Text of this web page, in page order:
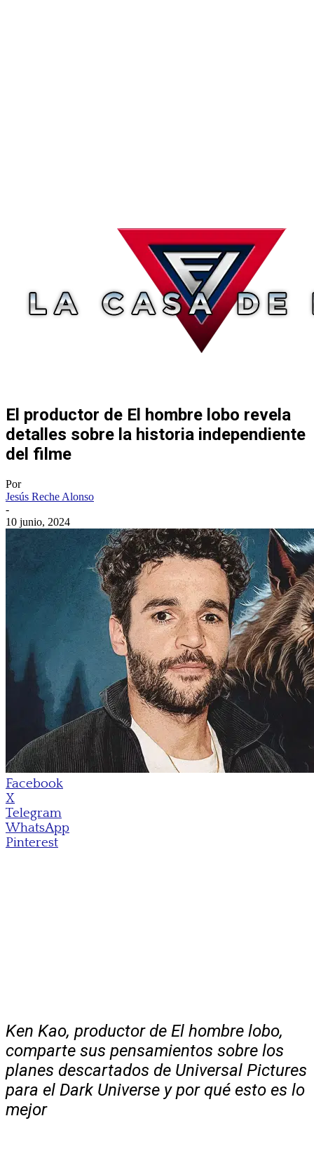
El productor de El hombre lobo revela
detalles sobre la historia independiente
del filme
Por
Jesús Reche Alonso
-
10 junio, 2024
Facebook
X
Telegram
WhatsApp
Pinterest
Ken Kao, productor de El hombre lobo,
comparte sus pensamientos sobre los
planes descartados de Universal Pictures
para el Dark Universe y por qué esto es lo
mejor